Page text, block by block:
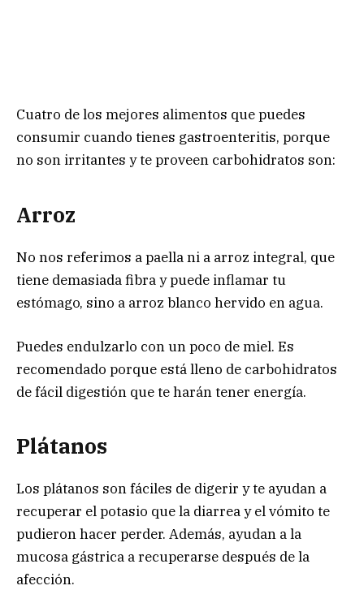
Cuatro de los mejores alimentos que puedes
consumir cuando tienes gastroenteritis, porque
no son irritantes y te proveen carbohidratos son:
Arroz
No nos referimos a paella ni a arroz integral, que
tiene demasiada fibra y puede inflamar tu
estómago, sino a arroz blanco hervido en agua.
Puedes endulzarlo con un poco de miel. Es
recomendado porque está lleno de carbohidratos
de fácil digestión que te harán tener energía.
Plátanos
Los plátanos son fáciles de digerir y te ayudan a
recuperar el potasio que la diarrea y el vómito te
pudieron hacer perder. Además, ayudan a la
mucosa gástrica a recuperarse después de la
afección.